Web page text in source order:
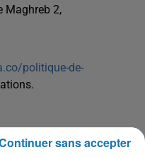
Maghreb 2,
politique-de-
sans accepter